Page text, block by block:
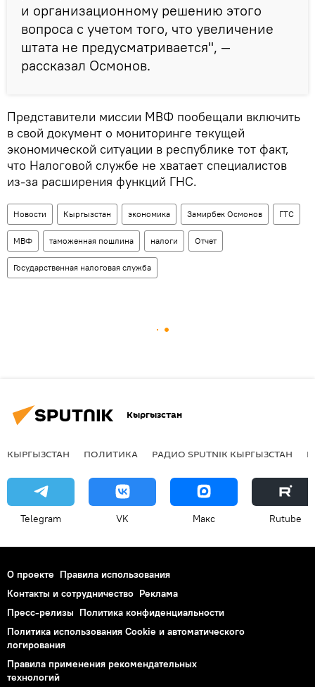
и организационному решению этого
вопроса с учетом того, что увеличение
штата не предусматривается", —
рассказал Осмонов.
Представители миссии МВФ пообещали включить
в свой документ о мониторинге текущей
экономической ситуации в республике тот факт,
что Налоговой службе не хватает специалистов
из-за расширения функций ГНС.
Новости Кыргызстан экономика Замирбек Осмонов ГТС
МВФ таможенная пошлина налоги Отчет
Государственная налоговая служба
Кыргызстан
КЫРГЫЗСТАН ПОЛИТИКА РАДИО SPUTNIK КЫРГЫЗСТАН
Telegram VK Макс Rutube
О проекте Правила использования
Контакты и сотрудничество Реклама
Пресс-релизы Политика конфиденциальности
Политика использования Cookie и автоматического
логирования
Правила применения рекомендательных
технологий